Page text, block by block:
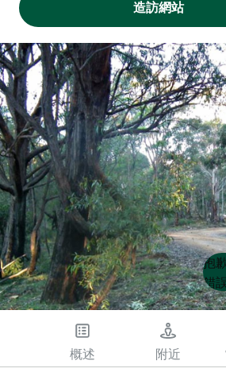
造訪網站
List
List
抱
錯
概述 附近